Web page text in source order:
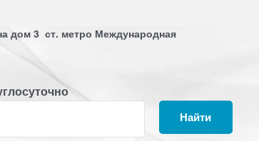
дом 3 ст. метро Международная
Найти